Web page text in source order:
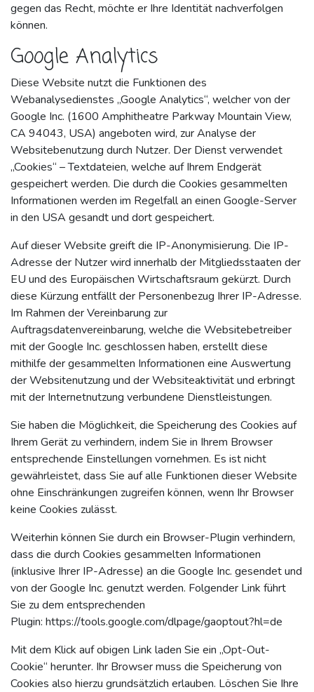
gegen das Recht, möchte er Ihre Identität nachverfolgen
können.
Google Analytics
Diese Website nutzt die Funktionen des
Webanalysedienstes „Google Analytics“, welcher von der
Google Inc. (1600 Amphitheatre Parkway Mountain View,
CA 94043, USA) angeboten wird, zur Analyse der
Websitebenutzung durch Nutzer. Der Dienst verwendet
„Cookies“ – Textdateien, welche auf Ihrem Endgerät
gespeichert werden. Die durch die Cookies gesammelten
Informationen werden im Regelfall an einen Google-Server
in den USA gesandt und dort gespeichert.
Auf dieser Website greift die IP-Anonymisierung. Die IP-
Adresse der Nutzer wird innerhalb der Mitgliedsstaaten der
EU und des Europäischen Wirtschaftsraum gekürzt. Durch
diese Kürzung entfällt der Personenbezug Ihrer IP-Adresse.
Im Rahmen der Vereinbarung zur
Auftragsdatenvereinbarung, welche die Websitebetreiber
mit der Google Inc. geschlossen haben, erstellt diese
mithilfe der gesammelten Informationen eine Auswertung
der Websitenutzung und der Websiteaktivität und erbringt
mit der Internetnutzung verbundene Dienstleistungen.
Sie haben die Möglichkeit, die Speicherung des Cookies auf
Ihrem Gerät zu verhindern, indem Sie in Ihrem Browser
entsprechende Einstellungen vornehmen. Es ist nicht
gewährleistet, dass Sie auf alle Funktionen dieser Website
ohne Einschränkungen zugreifen können, wenn Ihr Browser
keine Cookies zulässt.
Weiterhin können Sie durch ein Browser-Plugin verhindern,
dass die durch Cookies gesammelten Informationen
(inklusive Ihrer IP-Adresse) an die Google Inc. gesendet und
von der Google Inc. genutzt werden. Folgender Link führt
Sie zu dem entsprechenden
Plugin: https://tools.google.com/dlpage/gaoptout?hl=de
Mit dem Klick auf obigen Link laden Sie ein „Opt-Out-
Cookie“ herunter. Ihr Browser muss die Speicherung von
Cookies also hierzu grundsätzlich erlauben. Löschen Sie Ihre